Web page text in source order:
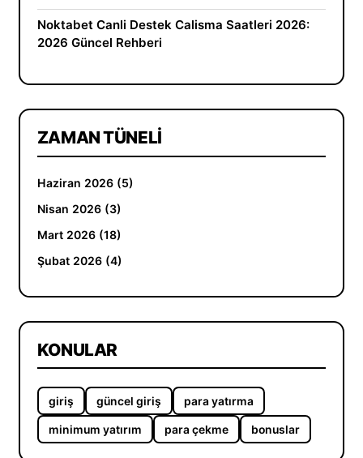
Noktabet Canli Destek Calisma Saatleri 2026:
2026 Güncel Rehberi
ZAMAN TÜNELI
Haziran 2026 (5)
Nisan 2026 (3)
Mart 2026 (18)
Şubat 2026 (4)
KONULAR
giriş güncel giriş para yatırma
minimum yatırım para çekme bonuslar